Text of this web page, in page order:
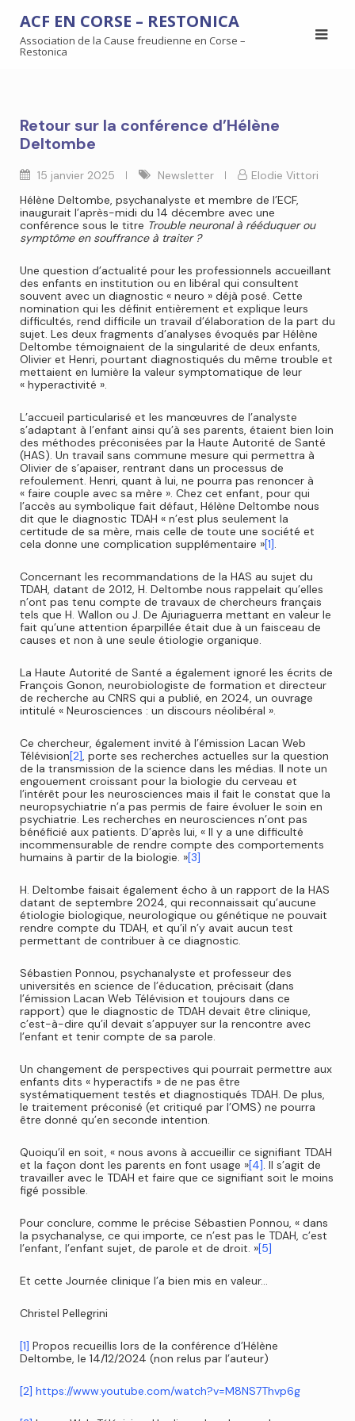
ACF EN CORSE – RESTONICA
Association de la Cause freudienne en Corse –
Restonica
Retour sur la conférence d’Hélène
Deltombe
15 janvier 2025 Newsletter
Elodie Vittori
Hélène Deltombe, psychanalyste et membre de l’ECF,
inaugurait l’après-midi du 14 décembre avec une
conférence sous le titre Trouble neuronal à rééduquer ou
symptôme en souffrance à traiter ?
Une question d’actualité pour les professionnels accueillant
des enfants en institution ou en libéral qui consultent
souvent avec un diagnostic « neuro » déjà posé. Cette
nomination qui les définit entièrement et explique leurs
difficultés, rend difficile un travail d’élaboration de la part du
sujet. Les deux fragments d’analyses évoqués par Hélène
Deltombe témoignaient de la singularité de deux enfants,
Olivier et Henri, pourtant diagnostiqués du même trouble et
mettaient en lumière la valeur symptomatique de leur
« hyperactivité ».
L’accueil particularisé et les manœuvres de l’analyste
s’adaptant à l’enfant ainsi qu’à ses parents, étaient bien loin
des méthodes préconisées par la Haute Autorité de Santé
(HAS). Un travail sans commune mesure qui permettra à
Olivier de s’apaiser, rentrant dans un processus de
refoulement. Henri, quant à lui, ne pourra pas renoncer à
« faire couple avec sa mère ». Chez cet enfant, pour qui
l’accès au symbolique fait défaut, Hélène Deltombe nous
dit que le diagnostic TDAH « n’est plus seulement la
certitude de sa mère, mais celle de toute une société et
cela donne une complication supplémentaire »[1].
Concernant les recommandations de la HAS au sujet du
TDAH, datant de 2012, H. Deltombe nous rappelait qu’elles
n’ont pas tenu compte de travaux de chercheurs français
tels que H. Wallon ou J. De Ajuriaguerra mettant en valeur le
fait qu’une attention éparpillée était due à un faisceau de
causes et non à une seule étiologie organique.
La Haute Autorité de Santé a également ignoré les écrits de
François Gonon, neurobiologiste de formation et directeur
de recherche au CNRS qui a publié, en 2024, un ouvrage
intitulé « Neurosciences : un discours néolibéral ».
Ce chercheur, également invité à l’émission Lacan Web
Télévision[2], porte ses recherches actuelles sur la question
de la transmission de la science dans les médias. Il note un
engouement croissant pour la biologie du cerveau et
l’intérêt pour les neurosciences mais il fait le constat que la
neuropsychiatrie n’a pas permis de faire évoluer le soin en
psychiatrie. Les recherches en neurosciences n’ont pas
bénéficié aux patients. D’après lui, « Il y a une difficulté
incommensurable de rendre compte des comportements
humains à partir de la biologie. »[3]
H. Deltombe faisait également écho à un rapport de la HAS
datant de septembre 2024, qui reconnaissait qu’aucune
étiologie biologique, neurologique ou génétique ne pouvait
rendre compte du TDAH, et qu’il n’y avait aucun test
permettant de contribuer à ce diagnostic.
Sébastien Ponnou, psychanalyste et professeur des
universités en science de l’éducation, précisait (dans
l’émission Lacan Web Télévision et toujours dans ce
rapport) que le diagnostic de TDAH devait être clinique,
c’est-à-dire qu’il devait s’appuyer sur la rencontre avec
l’enfant et tenir compte de sa parole.
Un changement de perspectives qui pourrait permettre aux
enfants dits « hyperactifs » de ne pas être
systématiquement testés et diagnostiqués TDAH. De plus,
le traitement préconisé (et critiqué par l’OMS) ne pourra
être donné qu’en seconde intention.
Quoiqu’il en soit, « nous avons à accueillir ce signifiant TDAH
et la façon dont les parents en font usage »[4]. Il s’agit de
travailler avec le TDAH et faire que ce signifiant soit le moins
figé possible.
Pour conclure, comme le précise Sébastien Ponnou, « dans
la psychanalyse, ce qui importe, ce n’est pas le TDAH, c’est
l’enfant, l’enfant sujet, de parole et de droit. »[5]
Et cette Journée clinique l’a bien mis en valeur…
Christel Pellegrini
[1] Propos recueillis lors de la conférence d’Hélène
Deltombe, le 14/12/2024 (non relus par l’auteur)
[2] https://www.youtube.com/watch?v=M8NS7Thvp6g